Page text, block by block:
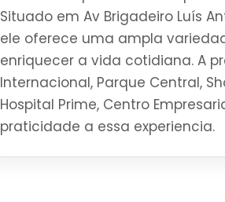
Situado em Av Brigadeiro Luís
ele oferece uma ampla
enriquecer a vida cotidiana. A
Internacional, Parque Central,
Hospital Prime, Centro
praticidade a essa experiencia.